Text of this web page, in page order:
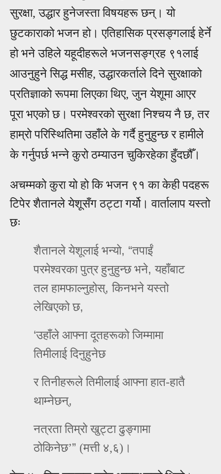
सुरक्षा, उद्धार हुनेजस्ता विषयहरू छन्। यो
छुटकाराको भजन हो। एतिहासिक प्रसङ्गलाईहेर्ने
हो भने उहिले यहूदीहरूले भजनसङ्ग्रह ९१लाई
आउनुहुने सिद्ध मसीह, उद्धारकर्ताले दिने सुरक्षाको
प्रतिज्ञाको रूपमा लिएका थिए, जुन येशूमाआएर
पूरा भएको छ। परमेश्वरको सुरक्षा निश्चय नै छ, तर
हाम्रो परिस्थितिमा उहाँले के गर्दै हुनुहुन्छ र हामीले
के गर्नुपर्छ भन्ने कुरो ठम्याउन चुकिरहेका हुँदछँ।
अचम्मको कुरा यो हो कि भजन ९१ का केही पदहरू
टिपेर शैतानले येशूसँग ठट्टा गर्यो। वार्तालाप यस्तो
छः
शैतानले येशूलाई भन्‍यो, “तपाईं
परमेश्‍वरका पुत्र हुनुहुन्‍छ भने,यहाँबाट
तल हामफाल्‍नुहोस्,किनभने यस्‍तो
लेखिएको छ,
‘उहाँले आफ्‍ना दूतहरूको जिम्‍मामा
तिमीलाई दिनुहुनेछ
र तिनीहरूले तिमीलाई आफ्‍ना हात-हातै
थाम्‍नेछन्,
नत्रता तिम्रो खुट्टा ढुङ्गामा
ठोकिनेछ’” (मत्ती ४,६)।